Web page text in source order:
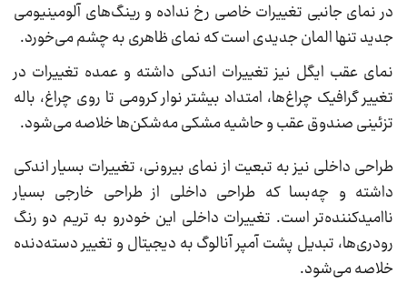
در نمای جانبی تغییرات خاصی رخ نداده و رینگ‌های آلومینیومی
جدید تنها المان جدیدی است که نمای ظاهری به چشم می‌خورد.
نمای عقب ایگل نیز تغییرات اندکی داشته و عمده تغییرات در
تغییر گرافیک چراغ‌ها، امتداد بیشتر نوار کرومی تا روی چراغ، باله
تزئینی صندوق عقب و حاشیه مشکی مه‌شکن‌ها خلاصه می‌شود.
طراحی داخلی نیز به‌ تبعیت از نمای بیرونی، تغییرات بسیار اندکی
داشته و چه‌بسا که طراحی داخلی از طراحی خارجی بسیار
ناامیدکننده‌تر است. تغییرات داخلی این خودرو به تریم دو رنگ
رودری‌ها، تبدیل پشت آمپر آنالوگ به دیجیتال و تغییر دسته‌دنده
خلاصه می‌شود.